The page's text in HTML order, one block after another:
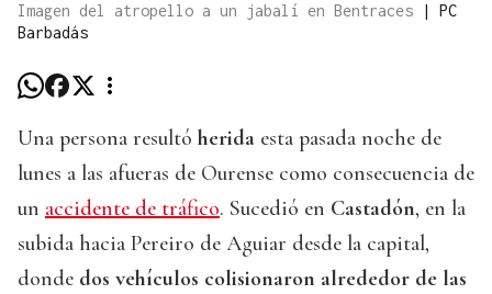
Imagen del atropello a un jabalí en Bentraces | PC
Barbadás
Una persona resultó herida esta pasada noche de
lunes a las afueras de Ourense como consecuencia de
un accidente de tráfico. Sucedió en Castadón, en la
subida hacia Pereiro de Aguiar desde la capital,
donde dos vehículos colisionaron alrededor de las